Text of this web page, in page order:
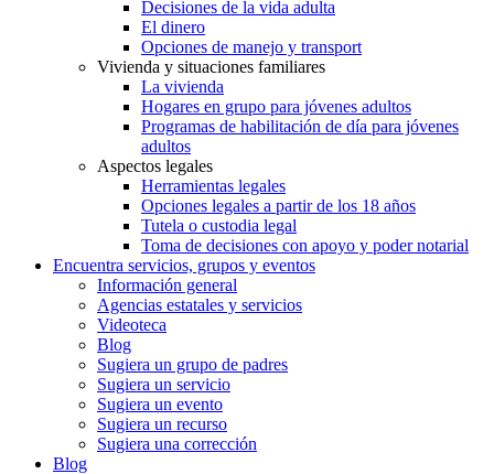
Decisiones de la vida adulta
El dinero
Opciones de manejo y transport
Vivienda y situaciones familiares
La vivienda
Hogares en grupo para jóvenes adultos
Programas de habilitación de día para jóvenes
adultos
Aspectos legales
Herramientas legales
Opciones legales a partir de los 18 años
Tutela o custodia legal
Toma de decisiones con apoyo y poder notarial
Encuentra servicios, grupos y eventos
Información general
Agencias estatales y servicios
Videoteca
Blog
Sugiera un grupo de padres
Sugiera un servicio
Sugiera un evento
Sugiera un recurso
Sugiera una corrección
Blog